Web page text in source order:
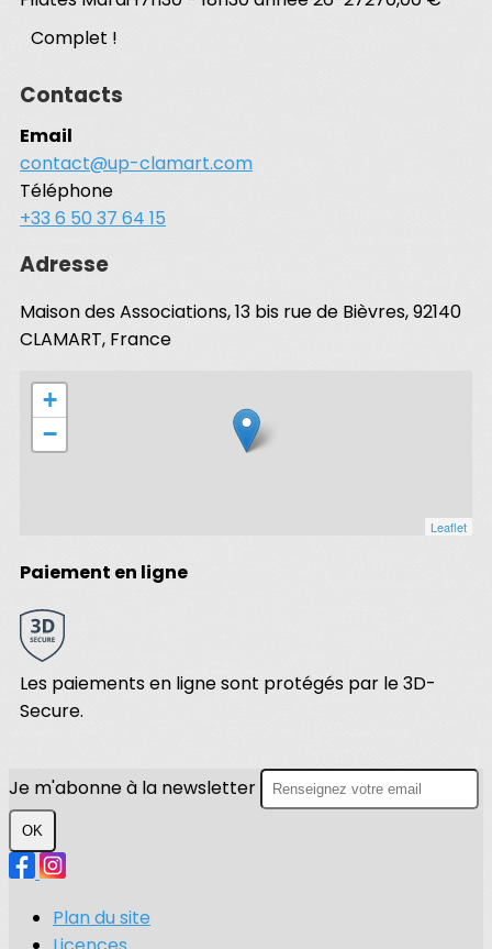
Complet !
Contacts
Email
contact@up-clamart.com
Téléphone
+33 6 50 37 64 15
Adresse
Maison des Associations, 13 bis rue de Bièvres, 92140
CLAMART, France
+
−
Leaflet
Paiement en ligne
Les paiements en ligne sont protégés par le 3D-
Secure.
Je m'abonne à la newsletter
OK
Plan du site